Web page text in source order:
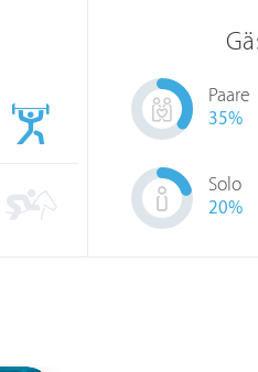
Paare
35%
Solo
20%